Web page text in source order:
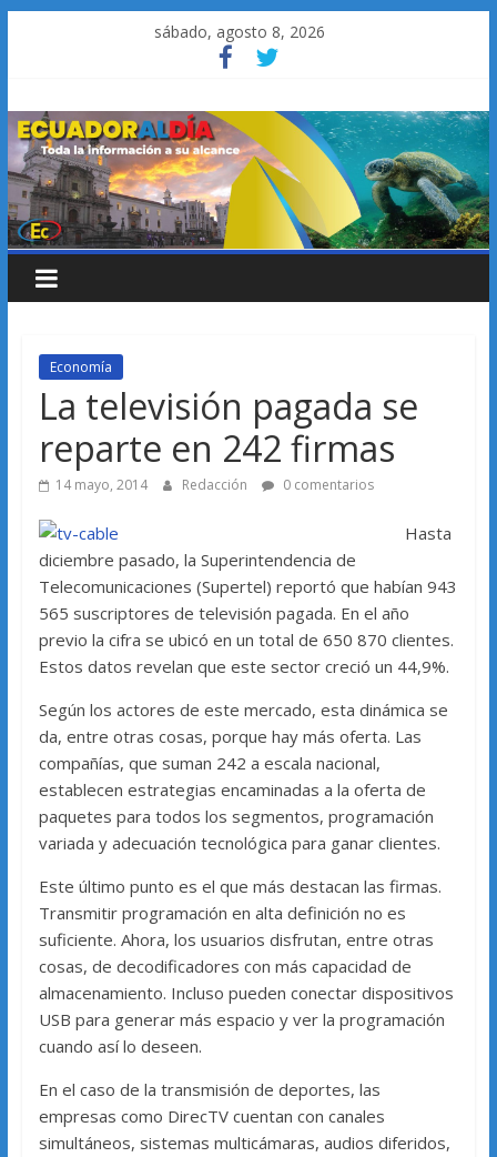
sábado, agosto 8, 2026
Economía
La televisión pagada se
reparte en 242 firmas
14 mayo, 2014 Redacción 0 comentarios
Hasta
diciembre pasado, la Superintendencia de
Telecomunicaciones (Supertel) reportó que habían 943
565 suscriptores de televisión pagada. En el año
previo la cifra se ubicó en un total de 650 870 clientes.
Estos datos revelan que este sector creció un 44,9%.
Según los actores de este mercado, esta dinámica se
da, entre otras cosas, porque hay más oferta. Las
compañías, que suman 242 a escala nacional,
establecen estrategias encaminadas a la oferta de
paquetes para todos los segmentos, programación
variada y adecuación tecnológica para ganar clientes.
Este último punto es el que más destacan las firmas.
Transmitir programación en alta definición no es
suficiente. Ahora, los usuarios disfrutan, entre otras
cosas, de decodificadores con más capacidad de
almacenamiento. Incluso pueden conectar dispositivos
USB para generar más espacio y ver la programación
cuando así lo deseen.
En el caso de la transmisión de deportes, las
empresas como DirecTV cuentan con canales
simultáneos, sistemas multicámaras, audios diferidos,